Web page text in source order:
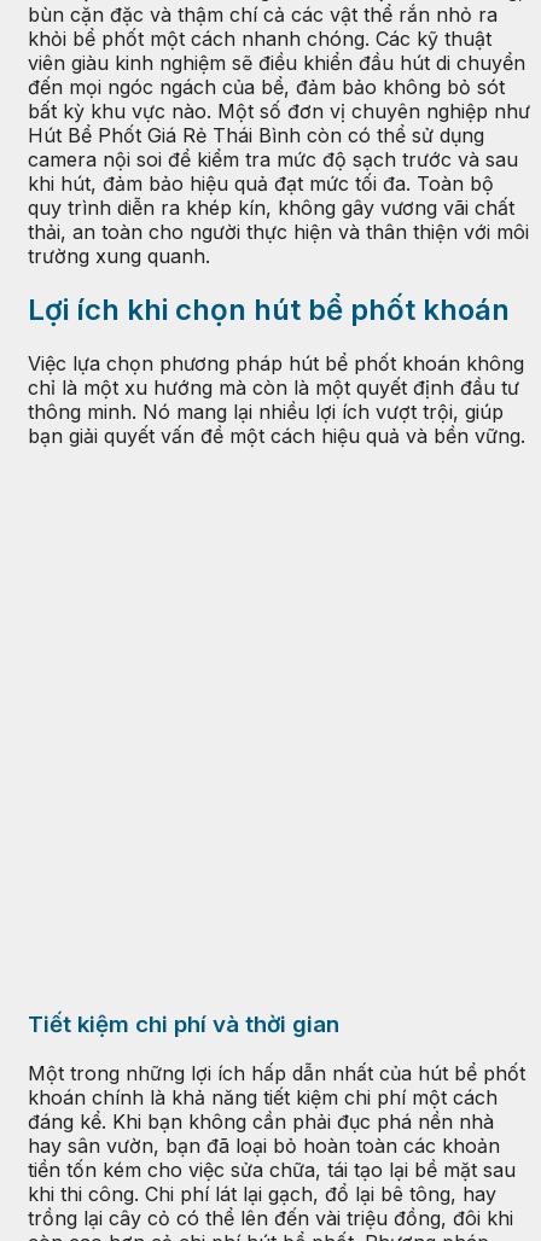
bùn cặn đặc và thậm chí cả các vật thể rắn nhỏ ra
khỏi bể phốt một cách nhanh chóng. Các kỹ thuật
viên giàu kinh nghiệm sẽ điều khiển đầu hút di chuyển
đến mọi ngóc ngách của bể, đảm bảo không bỏ sót
bất kỳ khu vực nào. Một số đơn vị chuyên nghiệp như
Hút Bể Phốt Giá Rẻ Thái Bình còn có thể sử dụng
camera nội soi để kiểm tra mức độ sạch trước và sau
khi hút, đảm bảo hiệu quả đạt mức tối đa. Toàn bộ
quy trình diễn ra khép kín, không gây vương vãi chất
thải, an toàn cho người thực hiện và thân thiện với môi
trường xung quanh.
Lợi ích khi chọn hút bể phốt khoán
Việc lựa chọn phương pháp hút bể phốt khoán không
chỉ là một xu hướng mà còn là một quyết định đầu tư
thông minh. Nó mang lại nhiều lợi ích vượt trội, giúp
bạn giải quyết vấn đề một cách hiệu quả và bền vững.
Tiết kiệm chi phí và thời gian
Một trong những lợi ích hấp dẫn nhất của hút bể phốt
khoán chính là khả năng tiết kiệm chi phí một cách
đáng kể. Khi bạn không cần phải đục phá nền nhà
hay sân vườn, bạn đã loại bỏ hoàn toàn các khoản
tiền tốn kém cho việc sửa chữa, tái tạo lại bề mặt sau
khi thi công. Chi phí lát lại gạch, đổ lại bê tông, hay
trồng lại cây cỏ có thể lên đến vài triệu đồng, đôi khi